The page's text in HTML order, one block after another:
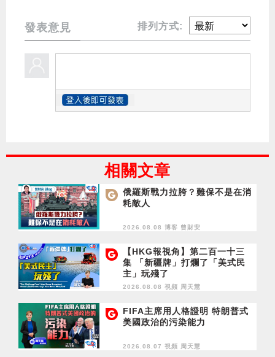
發表意見 排列方式:
相關文章
俄羅斯戰力拉胯？難保不是在消
耗敵人
2026.08.08 博客 曾財安
【HKG報視角】第二百一十三
集 「新疆牌」打爛了「美式民
主」玩殘了
2026.08.08 視頻 周天慧
FIFA主席用人格證明 特朗普式
美國政治的污染能力
2026.08.07 視頻 周天慧